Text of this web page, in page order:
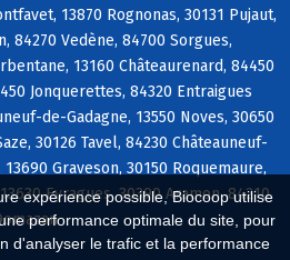
expérience possible, Biocoop utilise
performance optimale du site, pour
d'analyser le trafic et la performance
13870 Rognonas, 30131 Pujaut,
84270 Vedène, 84700 Sorgues,
13160 Châteaurenard, 84450
Jonquerettes, 84320 Entraigues
de-Gadagne, 13550 Noves, 30650
30126 Tavel, 84230 Châteauneuf-
Graveson, 30150 Roquemaure,
Eyragues, 30390 Aramon, 84210